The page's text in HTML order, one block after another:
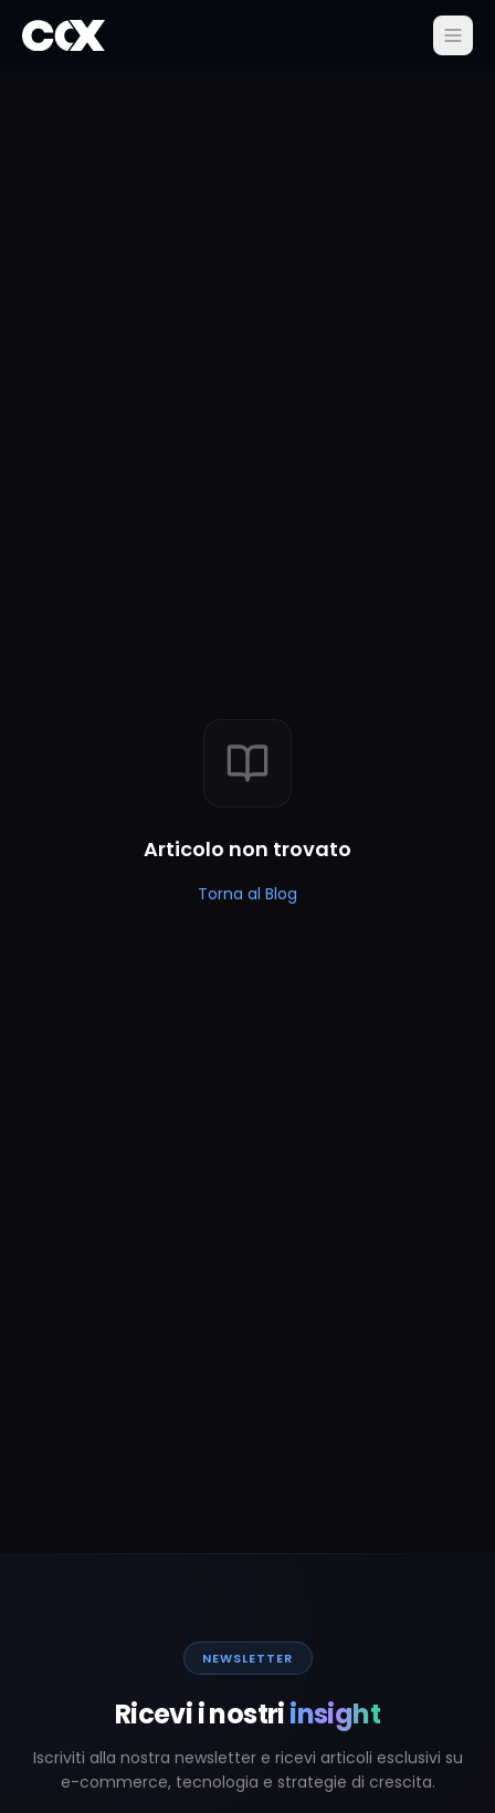
Articolo non trovato
Torna al Blog
NEWSLETTER
Ricevi i nostriinsight
Iscriviti alla nostra newsletter e ricevi articoli esclusivi su
e-commerce, tecnologia e strategie di crescita.